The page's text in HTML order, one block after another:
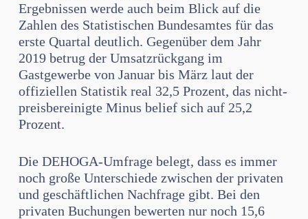
Ergebnissen werde auch beim Blick auf die
Zahlen des Statistischen Bundesamtes für das
erste Quartal deutlich. Gegenüber dem Jahr
2019 betrug der Umsatzrückgang im
Gastgewerbe von Januar bis März laut der
offiziellen Statistik real 32,5 Prozent, das nicht-
preisbereinigte Minus belief sich auf 25,2
Prozent.
Die DEHOGA-Umfrage belegt, dass es immer
noch große Unterschiede zwischen der privaten
und geschäftlichen Nachfrage gibt. Bei den
privaten Buchungen bewerten nur noch 15,6